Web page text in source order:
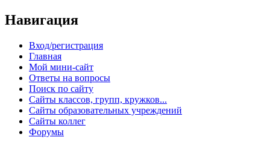
Навигация
Вход/регистрация
Главная
Мой мини-сайт
Ответы на вопросы
Поиск по сайту
Сайты классов, групп, кружков...
Сайты образовательных учреждений
Сайты коллег
Форумы